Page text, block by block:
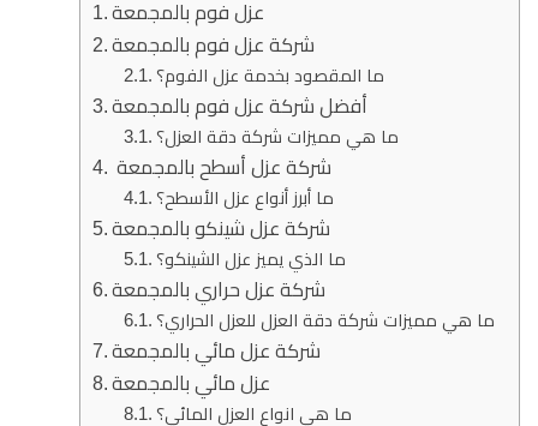
عزل فوم بالمجمعة
شركة عزل فوم بالمجمعة
ما المقصود بخدمة عزل الفوم؟
أفضل شركة عزل فوم بالمجمعة
ما هي مميزات شركة دقة العزل؟
شركة عزل أسطح بالمجمعة
ما أبرز أنواع عزل الأسطح؟
شركة عزل شينكو بالمجمعة
ما الذي يميز عزل الشينكو؟
شركة عزل حراري بالمجمعة
ما هي مميزات شركة دقة العزل للعزل الحراري؟
شركة عزل مائي بالمجمعة
عزل مائي بالمجمعة
ما هي انواع العزل المائي؟